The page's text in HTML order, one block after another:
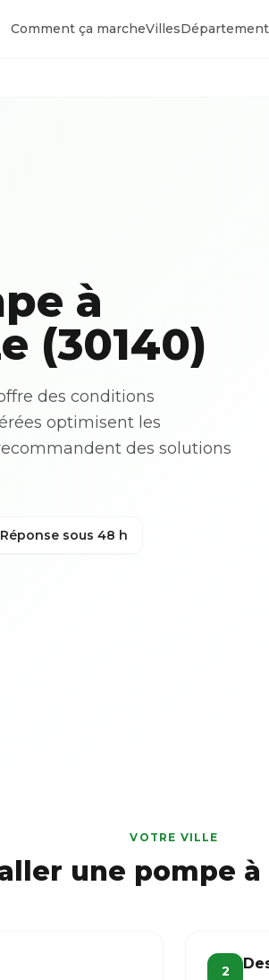
Comment ça marcheVilles
à
(30140)
des conditions
optimisent les
des solutions
Réponse sous 48 h
VOTRE VILLE
une pompe à
2